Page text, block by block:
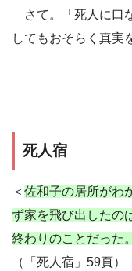
さて。「死人に口
してもおそらく真実
死人宿
＜ 佐和子の居所がわ
ず家を飛び出したの
終わりのことだった。
（「死人宿」59頁）